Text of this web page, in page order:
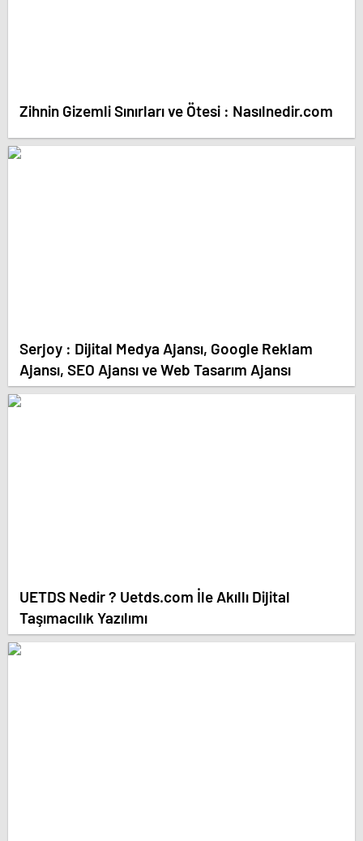
Zihnin Gizemli Sınırları ve Ötesi : Nasılnedir.com
Serjoy : Dijital Medya Ajansı, Google Reklam
Ajansı, SEO Ajansı ve Web Tasarım Ajansı
UETDS Nedir ? Uetds.com İle Akıllı Dijital
Taşımacılık Yazılımı